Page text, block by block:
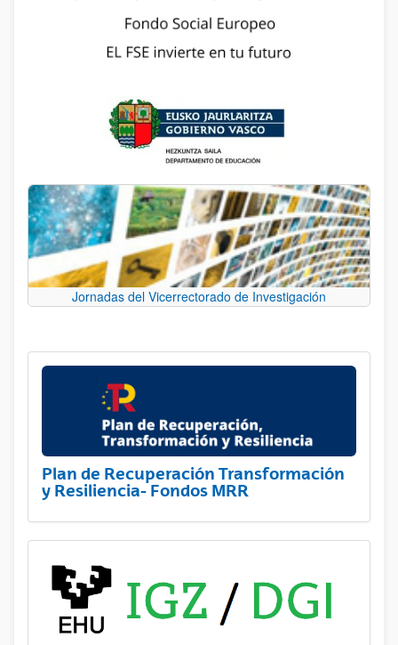
Jornadas del Vicerrectorado de Investigación
Plan de Recuperación Transformación
y Resiliencia- Fondos MRR